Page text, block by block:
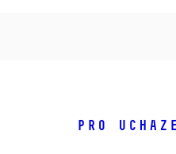
Pro